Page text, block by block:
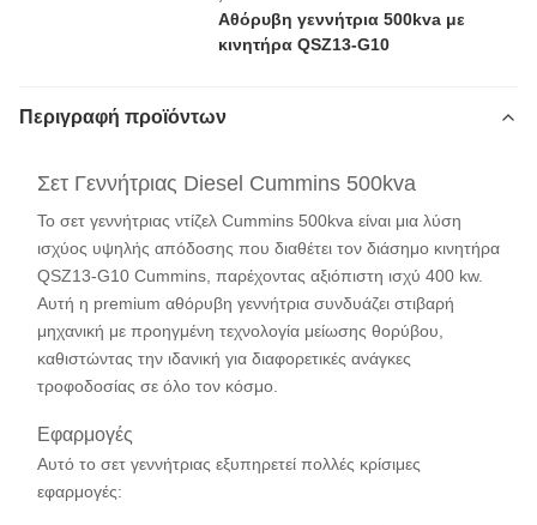
Αθόρυβη γεννήτρια 500kva με
κινητήρα QSZ13-G10
Περιγραφή προϊόντων
Σετ Γεννήτριας Diesel Cummins 500kva
Το σετ γεννήτριας ντίζελ Cummins 500kva είναι μια λύση
ισχύος υψηλής απόδοσης που διαθέτει τον διάσημο κινητήρα
QSZ13-G10 Cummins, παρέχοντας αξιόπιστη ισχύ 400 kw.
Αυτή η premium αθόρυβη γεννήτρια συνδυάζει στιβαρή
μηχανική με προηγμένη τεχνολογία μείωσης θορύβου,
καθιστώντας την ιδανική για διαφορετικές ανάγκες
τροφοδοσίας σε όλο τον κόσμο.
Εφαρμογές
Αυτό το σετ γεννήτριας εξυπηρετεί πολλές κρίσιμες
εφαρμογές: